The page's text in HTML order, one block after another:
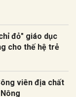
đỏ" giáo dục
cho thế hệ trẻ
viên địa chất